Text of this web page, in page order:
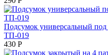
Подсумок универсальный
ТП-019
430 Р